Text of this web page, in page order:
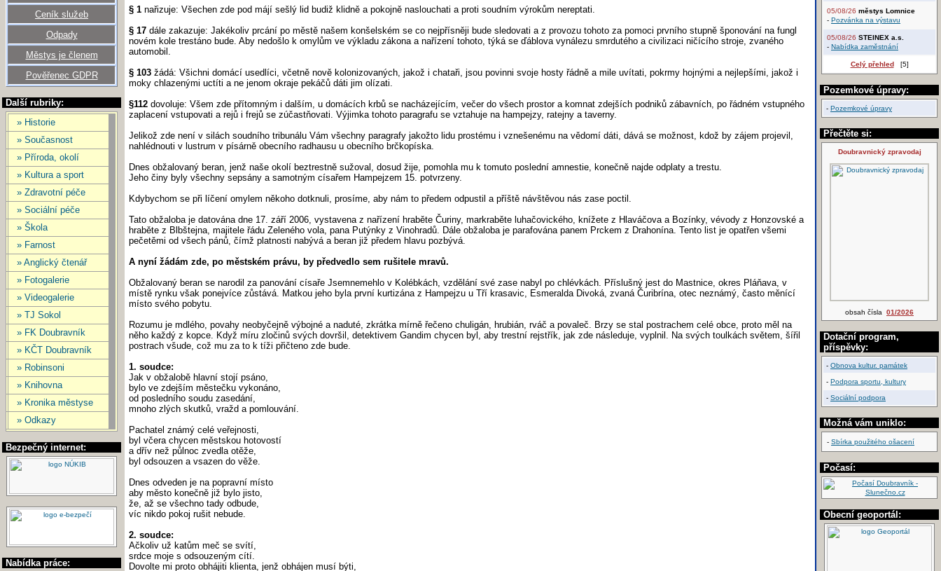
Ceník služeb
Odpady
Městys je členem
Pověřenec GDPR
Další rubriky:
» Historie
» Současnost
» Příroda, okolí
» Kultura a sport
» Zdravotní péče
» Sociální péče
» Škola
» Farnost
» Anglický čtenář
» Fotogalerie
» Videogalerie
» TJ Sokol
» FK Doubravník
» KČT Doubravník
» Robinsoni
» Knihovna
» Kronika městyse
» Odkazy
Bezpečný internet:
Nabídka práce:
05/08/26 městys Lomnice
- Pozvánka na výstavu
05/08/26 STEINEX a.s.
- Nabídka zaměstnání
Celý přehled[5]
Pozemkové úpravy:
- Pozemkové úpravy
Přečtěte si:
Doubravnický zpravodaj
obsah čísla 01/2026
Dotační program,
příspěvky:
- Obnova kultur. památek
- Podpora sportu, kultury
- Sociální podpora
Možná vám uniklo:
- Sbírka použitého ošacení
Počasí:
Obecní geoportál:
§ 1 nařizuje: Všechen zde pod májí sešlý lid budiž klidně a pokojně naslouchati a proti soudním výrokům nereptati.
§ 17 dále zakazuje: Jakékoliv prcání po městě našem konšelském se co nejpřísněji bude sledovati a z provozu tohoto za pomoci prvního stupně šponování na fungl
novém kole trestáno bude. Aby nedošlo k omylům ve výkladu zákona a nařízení tohoto, týká se ďáblova vynálezu smrdutého a civilizaci ničícího stroje, zvaného
automobil.
§ 103 žádá: Všichni domácí usedlíci, včetně nově kolonizovaných, jakož i chataři, jsou povinni svoje hosty řádně a mile uvítati, pokrmy hojnými a nejlepšími, jakož i
moky chlazenými uctíti a ne jenom okraje pekáčů dáti jim olízati.
§112 dovoluje: Všem zde přítomným i dalším, u domácích krbů se nacházejícím, večer do všech prostor a komnat zdejších podniků zábavních, po řádném vstupného
zaplacení vstupovati a rejů i frejů se zúčastňovati. Výjimka tohoto paragrafu se vztahuje na hampejzy, ratejny a taverny.
Jelikož zde není v silách soudního tribunálu Vám všechny paragrafy jakožto lidu prostému i vznešenému na vědomí dáti, dává se možnost, kdož by zájem projevil,
nahlédnouti v lustrum v písárně obecního radhausu u obecního brčkopíska.
Dnes obžalovaný beran, jenž naše okolí beztrestně sužoval, dosud žije, pomohla mu k tomuto poslední amnestie, konečně najde odplaty a trestu.
Jeho činy byly všechny sepsány a samotným císařem Hampejzem 15. potvrzeny.
Kdybychom se při líčení omylem někoho dotknuli, prosíme, aby nám to předem odpustil a příště návštěvou nás zase poctil.
Tato obžaloba je datována dne 17. září 2006, vystavena z nařízení hraběte Čuriny, markraběte luhačovického, knížete z Hlaváčova a Bozínky, vévody z Honzovské a
hraběte z Blbštejna, majitele řádu Zeleného vola, pana Putýnky z Vinohradů. Dále obžaloba je parafována panem Prckem z Drahonína. Tento list je opatřen všemi
pečetěmi od všech pánů, čímž platnosti nabývá a beran již předem hlavu pozbývá.
A nyní žádám zde, po městském právu, by předvedlo sem rušitele mravů.
Obžalovaný beran se narodil za panování císaře Jsemnemehlo v Kolébkách, vzdělání své zase nabyl po chlévkách. Příslušný jest do Mastnice, okres Pláňava, v
místě rynku však ponejvíce zůstává. Matkou jeho byla první kurtizána z Hampejzu u Tří krasavic, Esmeralda Divoká, zvaná Čuribrína, otec neznámý, často měnící
místo svého pobytu.
Rozumu je mdlého, povahy neobyčejně výbojné a naduté, zkrátka mírně řečeno chuligán, hrubián, rváč a povaleč. Brzy se stal postrachem celé obce, proto měl na
něho každý z kopce. Když míru zločinů svých dovršil, detektivem Gandim chycen byl, aby trestní rejstřík, jak zde následuje, vyplnil. Na svých toulkách světem, šířil
postrach všude, což mu za to k tíži přičteno zde bude.
1. soudce:
Jak v obžalobě hlavní stojí psáno,
bylo ve zdejším městečku vykonáno,
od posledního soudu zasedání,
mnoho zlých skutků, vražd a pomlouvání.
Pachatel známý celé veřejnosti,
byl včera chycen městskou hotovostí
a dřív než půlnoc zvedla otěže,
byl odsouzen a vsazen do věže.
Dnes odveden je na popravní místo
aby město konečně již bylo jisto,
že, až se všechno tady odbude,
víc nikdo pokoj rušit nebude.
2. soudce:
Ačkoliv už katům meč se svítí,
srdce moje s odsouzeným cítí.
Dovolte mi proto obhájiti klienta, jenž obhájen musí býti,